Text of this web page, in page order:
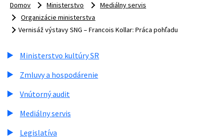
Domov Ministerstvo
Mediálny servis
Organizácie ministerstva
Vernisáž výstavy SNG – Francois Kollar: Práca pohľadu
Ministerstvo kultúry SR
Zmluvy a hospodárenie
Vnútorný audit
Mediálny servis
Legislatíva